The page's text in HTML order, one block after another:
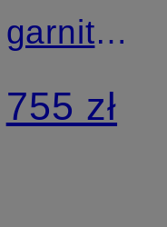
PER
regular
755 zł